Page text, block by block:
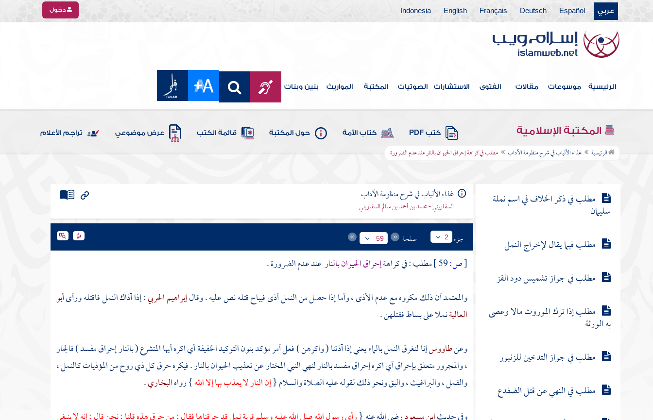
عربي Español
Deutsch
Français
English
Indonesia دخول
الرئيسية موسوعات مقالات الفتوى الاستشارات الصوتيات المكتبة المواريث بنين وبنات
المكتبة الإسلامية كتب PDF كتاب الأمة حول المكتبة قائمة الكتب عرض موضوعي تراجم الأعلام
الرئيسية غذاء الألباب في شرح منظومة الآداب مطلب في كراهة إحراق الحيوان بالنار عند عدم الضرورة
مطلب في حل قتل الحية في الحل
والحرم
كسرى
مطلب في كراهة إحراق الحيوان
مطلب في ذكر الخلاف في اسم نملة
سليمان
مطلب فيما يقال لإخراج النمل
مطلب في جواز تشميس دود القز
مطلب إذا ترك الموروث مالا وعصى
به الورثة
مطلب في جواز التدخين للزنبور
مطلب في النهي عن قتل الضفدع
غذاء الألباب في شرح منظومة الآداب
السفاريني - محمد بن أحمد بن سالم السفاريني
جزء 2 صفحة 59
[ص: مطلب : في كراهةإحراق الحيوان بالنارعند عدم الضرورة .
والمعتمد أن ذلك مكروه مع عدم الأذى ، وأما إذا حصل من النمل أذى فيباح قتله نص عليه . وقالإبراهيم الحربي: إذا آذاك النمل فاقتله ورأىأبو
العاليةنملا على بساط فقتلهن .
وعنطاووسإنا لنغرق النمل بالماء يعني إذا آذتنا ( واكرهن ) فعل أمر مؤكد بنون التوكيد الخفيفة أي اكره أيها المتشرع ( بالنار إحراق مفسد ) فالجار
، والمجرور متعلق بإحراق أي اكره إحراق مفسد بالنار لنهي النبي المختار عن تعذيب الحيوان بالنار . فيكره حرق كل ذي روح من المؤذيات كالنمل ،
والقمل ، والبراغيث ، والبق ونحو ذلك لقوله عليه الصلاة والسلام {إن النار لا يعذب بها إلا الله} رواهالبخاري.